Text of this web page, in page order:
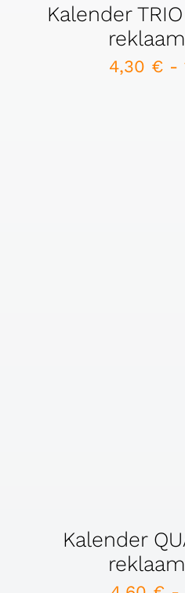
Kalender
4,30 € -
Kalender